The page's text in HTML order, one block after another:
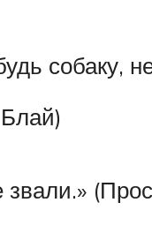
собаку,
звали.»